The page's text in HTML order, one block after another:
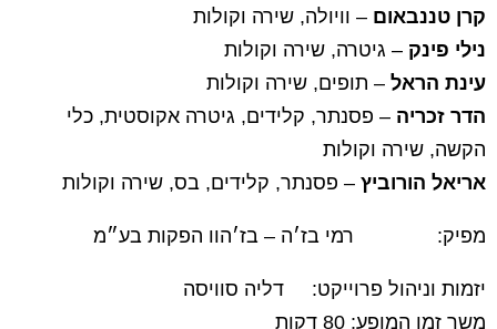
קרן טננבאום – וויולה, שירה וקולות
נילי פינק – גיטרה, שירה וקולות
עינת הראל – תופים, שירה וקולות
הדר זכריה – פסנתר, קלידים, גיטרה אקוסטית, כלי
הקשה, שירה וקולות
אריאל הורוביץ – פסנתר, קלידים, בס, שירה וקולות
מפיק: רמי בז׳ה – בז׳הוו הפקות בע״מ
יזמות וניהול פרוייקט: דליה סוויסה
משך זמן המופע: 80 דקות